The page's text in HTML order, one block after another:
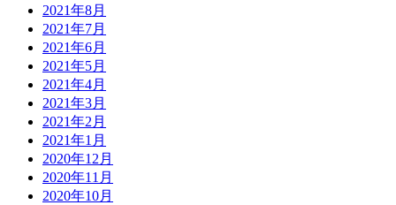
2021年8月
2021年7月
2021年6月
2021年5月
2021年4月
2021年3月
2021年2月
2021年1月
2020年12月
2020年11月
2020年10月